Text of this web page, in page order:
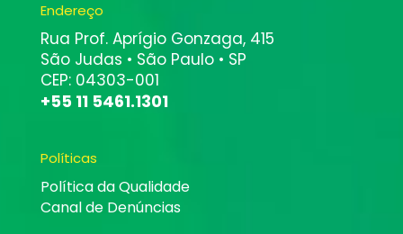
Endereço
Rua Prof. Aprígio Gonzaga, 415
São Judas • São Paulo • SP
CEP: 04303-001
+55 11 5461.1301
Políticas
Política da Qualidade
Canal de Denúncias